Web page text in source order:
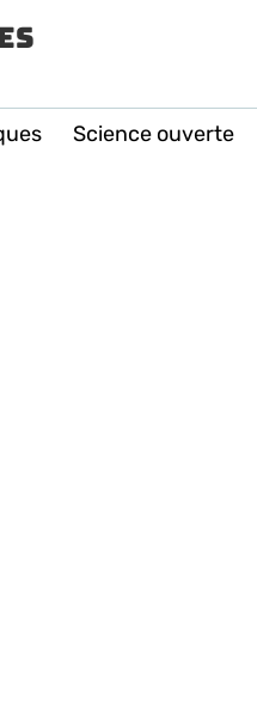
Science ouverte